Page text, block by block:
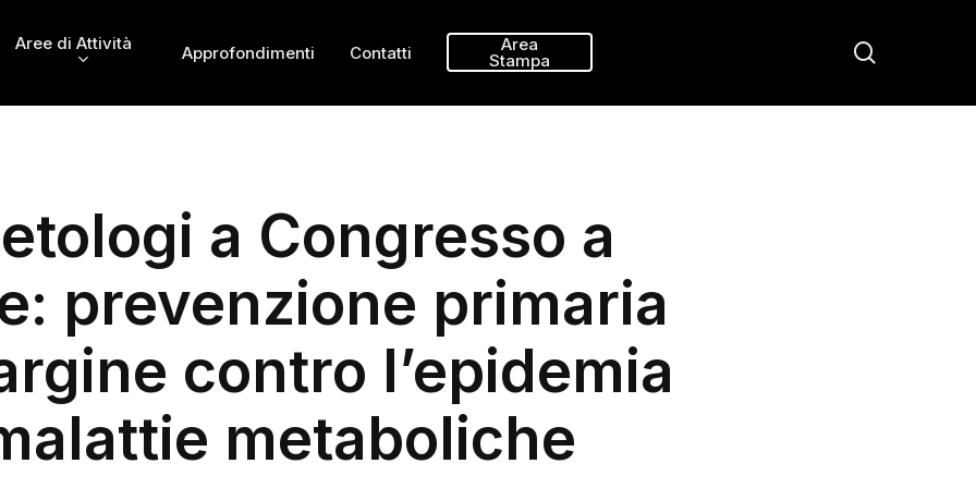
Aree di Attività Approfondimenti Contatti Area
Stampa
a Congresso a
prevenzione primaria
contro l’epidemia
metaboliche